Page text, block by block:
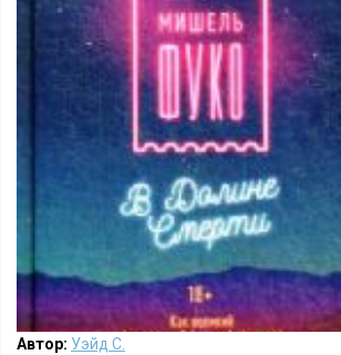
Автор: Уэйд С.